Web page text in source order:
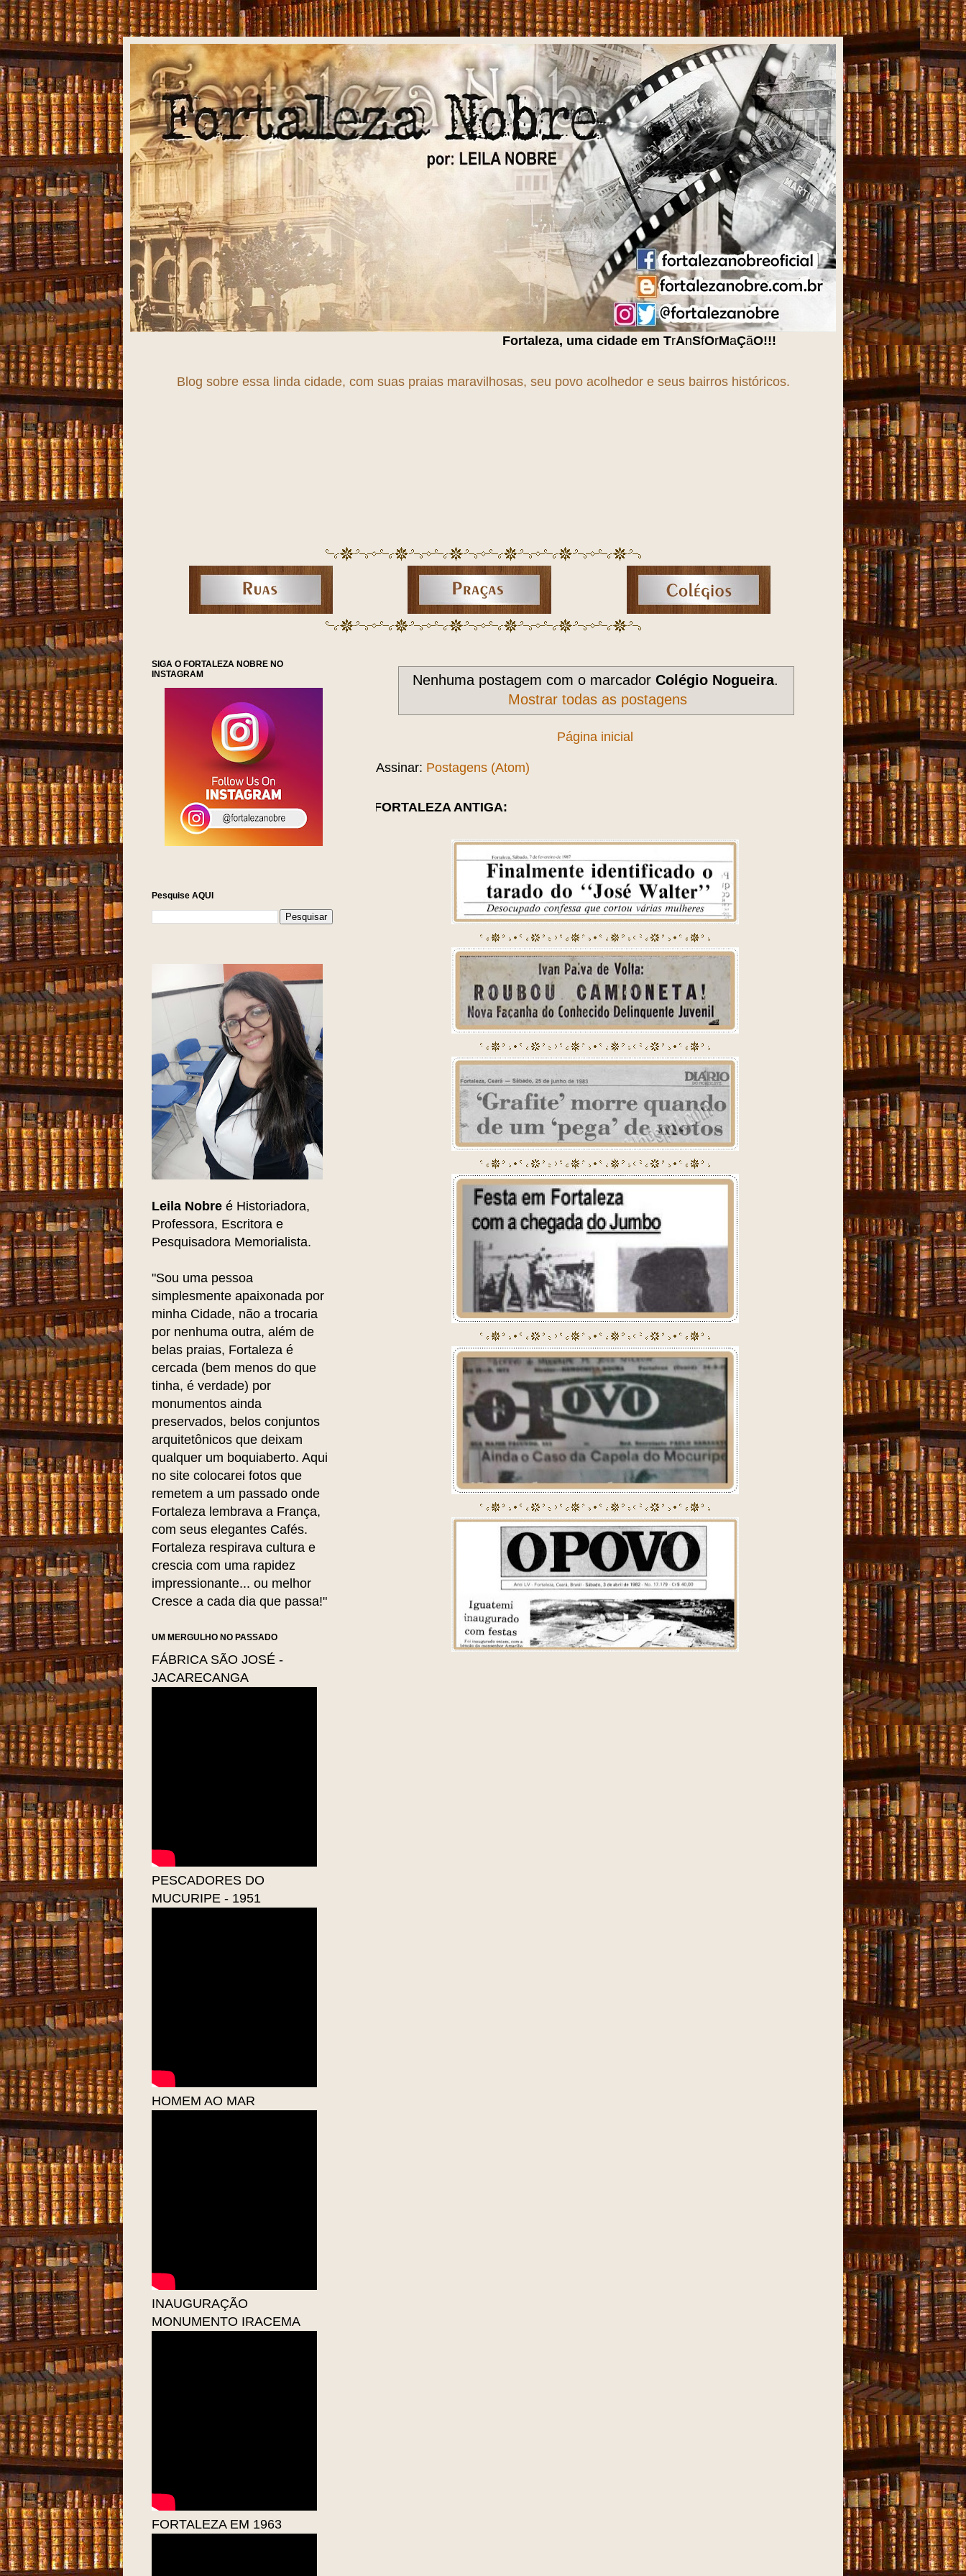
Fortaleza, uma cidade emTrA nSfOrM aÇãO!!!
Blog sobre essa linda cidade, com suas praias maravilhosas, seu povo acolhedor e seus bairros históricos.
Nenhuma postagem com o marcador Colégio Nogueira.
Mostrar todas as postagens
Página inicial
Assinar: Postagens (Atom)
NOTÍCIAS DA FORTALEZA ANTIGA:
SIGA O FORTALEZA NOBRE NO
INSTAGRAM
Pesquise AQUI
Leila Nobre é Historiadora,
Professora, Escritora e
Pesquisadora Memorialista.
"Sou uma pessoa
simplesmente apaixonada por
minha Cidade, não a trocaria
por nenhuma outra, além de
belas praias, Fortaleza é
cercada (bem menos do que
tinha, é verdade) por
monumentos ainda
preservados, belos conjuntos
arquitetônicos que deixam
qualquer um boquiaberto. Aqui
no site colocarei fotos que
remetem a um passado onde
Fortaleza lembrava a França,
com seus elegantes Cafés.
Fortaleza respirava cultura e
crescia com uma rapidez
impressionante... ou melhor
Cresce a cada dia que passa!"
UM MERGULHO NO PASSADO
FÁBRICA SÃO JOSÉ -
JACARECANGA
PESCADORES DO
MUCURIPE - 1951
HOMEM AO MAR
INAUGURAÇÃO
MONUMENTO IRACEMA
FORTALEZA EM 1963